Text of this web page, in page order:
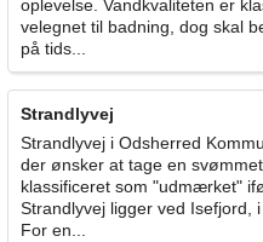
oplevelse. Vandkvaliteten er
velegnet til badning, dog skal
på tids...
Strandlyvej
Strandlyvej i Odsherred
der ønsker at tage en
klassificeret som "udmærket"
Strandlyvej ligger ved Isefjord,
For en...